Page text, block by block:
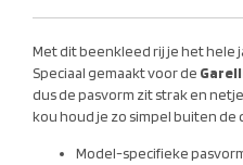
Met dit beenkleed rij je het hele
Speciaal gemaakt voor de
dus de pasvorm zit strak en
kou houd je zo simpel buiten de
Model-specifieke